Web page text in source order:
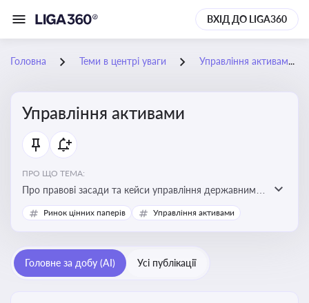
ВХІД ДО LIGA360
Головна Теми в центрі уваги Управління активами
Управління активами
ПРО ЩО ТЕМА:
Про правові засади та кейси управління державними,
комунальними та корпоративними активами, для
юристів і керівників, які відповідають за збереження
Ринок цінних паперів Управління активами
Головне за добу (AI) Усі публікації